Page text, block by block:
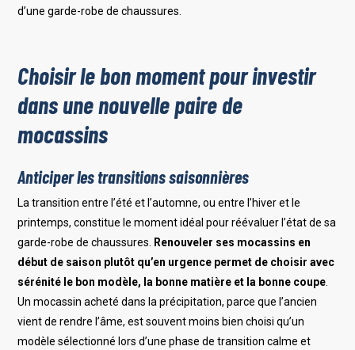
d’une garde-robe de chaussures.
Choisir le bon moment pour investir
dans une nouvelle paire de
mocassins
Anticiper les transitions saisonnières
La transition entre l’été et l’automne, ou entre l’hiver et le
printemps, constitue le moment idéal pour réévaluer l’état de sa
garde-robe de chaussures.
Renouveler ses mocassins en
début de saison plutôt qu’en urgence permet de choisir avec
sérénité le bon modèle, la bonne matière et la bonne coupe
Un mocassin acheté dans la précipitation, parce que l’ancien
vient de rendre l’âme, est souvent moins bien choisi qu’un
modèle sélectionné lors d’une phase de transition calme et